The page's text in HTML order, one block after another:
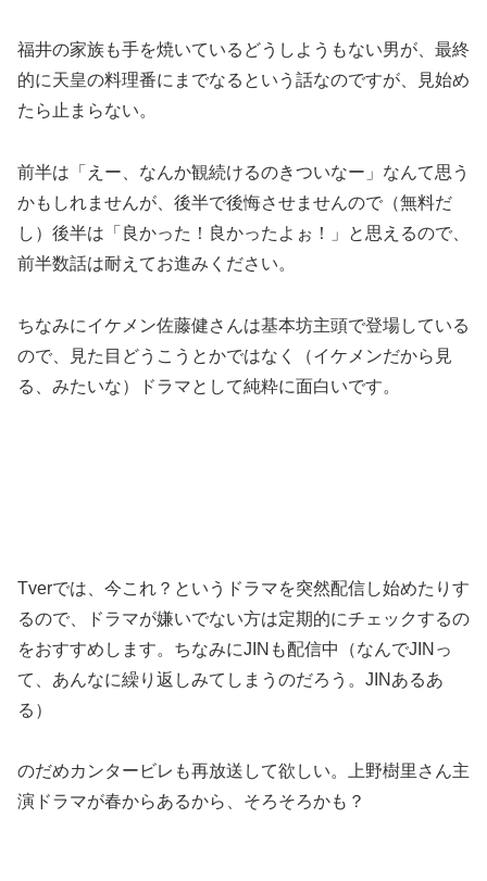
福井の家族も手を焼いているどうしようもない男が、最終
的に天皇の料理番にまでなるという話なのですが、見始め
たら止まらない。
前半は「えー、なんか観続けるのきついなー」なんて思う
かもしれませんが、後半で後悔させませんので（無料だ
し）後半は「良かった！良かったよぉ！」と思えるので、
前半数話は耐えてお進みください。
ちなみにイケメン佐藤健さんは基本坊主頭で登場している
ので、見た目どうこうとかではなく（イケメンだから見
る、みたいな）ドラマとして純粋に面白いです。
Tverでは、今これ？というドラマを突然配信し始めたりす
るので、ドラマが嫌いでない方は定期的にチェックするの
をおすすめします。ちなみにJINも配信中（なんでJINっ
て、あんなに繰り返しみてしまうのだろう。JINあるあ
る）
のだめカンタービレも再放送して欲しい。上野樹里さん主
演ドラマが春からあるから、そろそろかも？